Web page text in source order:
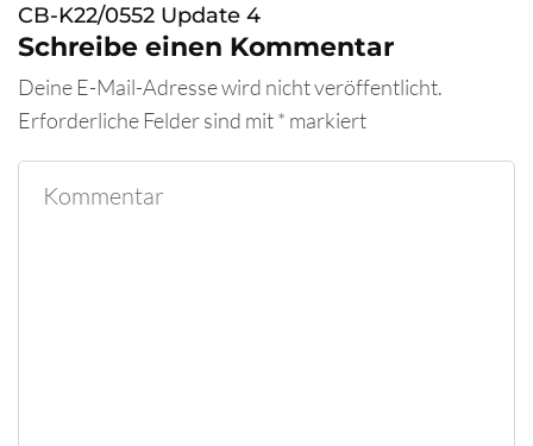
CB-K22/0552 Update 4
Schreibe einen Kommentar
Deine E-Mail-Adresse wird nicht veröffentlicht.
Erforderliche Felder sind mit* markiert